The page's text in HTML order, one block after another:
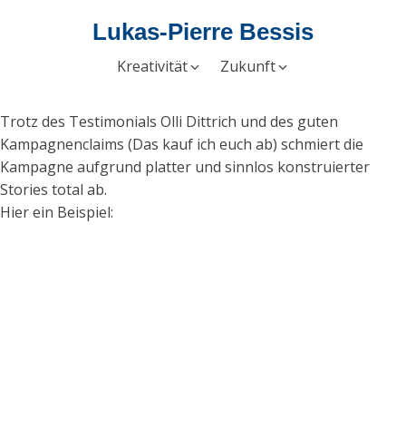
Lukas-Pierre Bessis
Kreativität Zukunft
Trotz des Testimonials Olli Dittrich und des guten
Kampagnenclaims (Das kauf ich euch ab) schmiert die
Kampagne aufgrund platter und sinnlos konstruierter
Stories total ab.
Hier ein Beispiel: